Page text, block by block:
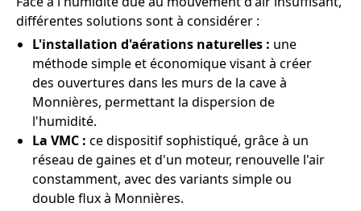
différentes solutions sont à considérer :
L'installation d'aérations naturelles : une
méthode simple et économique visant à créer
des ouvertures dans les murs de la cave à
Monnières, permettant la dispersion de
l'humidité.
La VMC : ce dispositif sophistiqué, grâce à un
réseau de gaines et d'un moteur, renouvelle l'air
constamment, avec des variants simple ou
double flux à Monnières.